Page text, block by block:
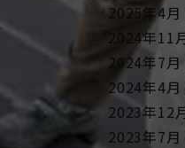
2025年4月
2024年11
2024年7
2024年4月
2023年12
2023年7月